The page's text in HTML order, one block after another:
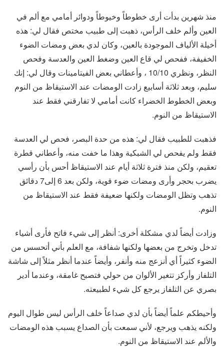
منذ شهرين بدأت أرى خطوطاً وخيوطاً ودوائر أمامي مع ألم في
العين وألم خلف الرأس، ذهبت إلى طبيب مختص فقال لي: هذه
أخيلة الألياف الموجودة بالعين، وكان لدي بعض ومضات الضوء
الخفيفة، ففحص لي قاع العين وضغط العين والعدسة وفحص
النظر، ونظري 10/10 ، وأعطاني بعض الفيتامينات وقال لي: إنك
سليم، وبعد ثلاثة أسابيع زادت الومضات عند الاستيقاظ من النوم
وبعض الخطوط الخضراء كانت أمامي لا تفارقني فقط عند
الاستيقاظ من النوم.
فذهبت للطبيب فقال لي: هذه من حدة البصر، فحص لي العدسة
فقط ولم يفحص لي الشبكية وهذا ما خفت منه، وأعطاني قطرة
تعقيم، ولكن منذ فترة ثلاثة أيام عند الاستيقاظ أحس بأن رأسي
يضرب بحجر وأرى ومضات ضوء قوية، ولكن بعد 6 إلى7 دقائق
تذهب وتظل الومضات ولكنها ضعيفة فقط عند الاستيقاظ من
النوم.
وزادت أيضاً لدي مشكلة أخرى: أنظر إلى شيء فاتح فأرى أشياء
تدخل وتخرج من بعضها ولكنها شفافة، مع العلم بأني أتحسس من
الضوء كثيراً أي أنزعج منه وأنفر، وأيضاً عندما أنظر مثلاً إلى شاشة
التلفاز وأركز تتغير الألوان من حولي فتصبح غامقة، وعندما أدير
بصري عن التلفاز يرجع كل شيء لطبيعته.
وأحيطكم علماً أيضاً بأن لدي صداعاً خلف الرأس ليس طوال اليوم
ولكنه يذهب ويرجع، لأني سمعت بأن الصداع يسبب هذه الومضات
والألم عند الاستيقاظ من النوم.